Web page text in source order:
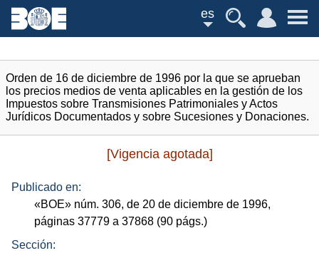
es
Orden de 16 de diciembre de 1996 por la que se aprueban
los precios medios de venta aplicables en la gestión de los
Impuestos sobre Transmisiones Patrimoniales y Actos
Jurídicos Documentados y sobre Sucesiones y Donaciones.
[Vigencia agotada]
Publicado en:
«BOE» núm. 306, de 20 de diciembre de 1996,
páginas 37779 a 37868 (90 págs.)
Sección: